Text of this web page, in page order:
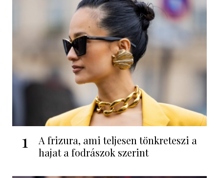
1
A frizura, ami teljesen tönkreteszi a
hajat a fodrászok szerint